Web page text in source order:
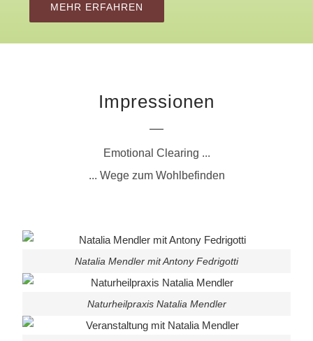
MEHR ERFAHREN
Impressionen
Emotional Clearing ...
... Wege zum Wohlbefinden
Natalia Mendler mit Antony Fedrigotti
Naturheilpraxis Natalia Mendler